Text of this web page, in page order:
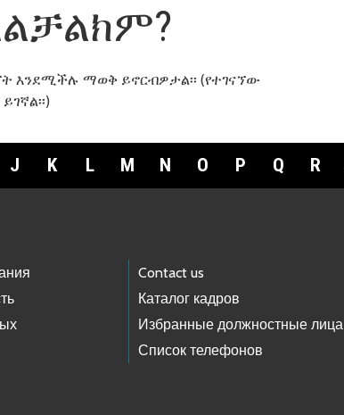
እንደሚችሉ ማወቅ ይኖርብዎታል፡፡ (የተገናኘው
J K L M N O P Q R
Contact us
Каталог кадров
Избранные должностные лица
Список телефонов